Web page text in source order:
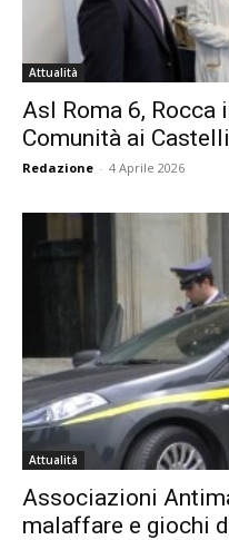
Attualità
Asl Roma 6, Rocca
Comunità ai
Redazione - 4 Aprile 2026
Attualità
Associazioni
malaffare e giochi